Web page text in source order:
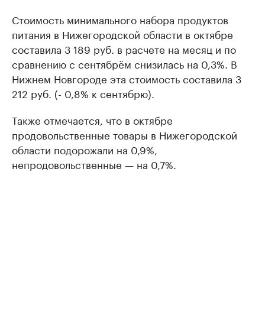
Стоимость минимального набора продуктов
питания в Нижегородской области в октябре
составила 3 189 руб. в расчете на месяц и по
сравнению с сентябрём снизилась на 0,3%. В
Нижнем Новгороде эта стоимость составила 3
212 руб. (- 0,8% к сентябрю).
Также отмечается, что в октябре
продовольственные товары в Нижегородской
области подорожали на 0,9%,
непродовольственные — на 0,7%.